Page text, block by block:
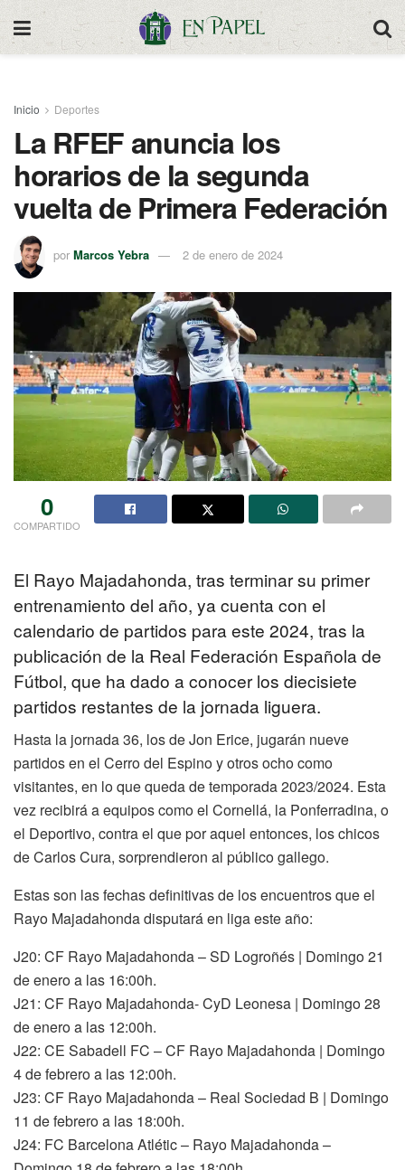
Inicio Deportes
La RFEF anuncia los
horarios de la segunda
vuelta de Primera Federación
por Marcos Yebra 2 de enero de 2024
0
COMPARTIDO
El Rayo Majadahonda, tras terminar su primer
entrenamiento del año, ya cuenta con el
calendario de partidos para este 2024, tras la
publicación de la Real Federación Española de
Fútbol, que ha dado a conocer los diecisiete
partidos restantes de la jornada liguera.
Hasta la jornada 36, los de Jon Erice, jugarán nueve
partidos en el Cerro del Espino y otros ocho como
visitantes, en lo que queda de temporada 2023/2024. Esta
vez recibirá a equipos como el Cornellá, la Ponferradina, o
el Deportivo, contra el que por aquel entonces, los chicos
de Carlos Cura, sorprendieron al público gallego.
Estas son las fechas definitivas de los encuentros que el
Rayo Majadahonda disputará en liga este año:
J20: CF Rayo Majadahonda – SD Logroñés | Domingo 21
de enero a las 16:00h.
J21: CF Rayo Majadahonda- CyD Leonesa | Domingo 28
de enero a las 12:00h.
J22: CE Sabadell FC – CF Rayo Majadahonda | Domingo
4 de febrero a las 12:00h.
J23: CF Rayo Majadahonda – Real Sociedad B | Domingo
11 de febrero a las 18:00h.
J24: FC Barcelona Atlétic – Rayo Majadahonda –